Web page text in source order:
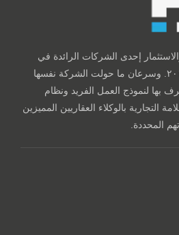
إحدى الشركات الرائدة في
صناعة العقارات منذ عام ٢٠١٤. وسرعان ما حولت الشركة نفسها
بها لنموذج العمل الفريد ونظام
التجارية بالوكلاء العقاريين المميزين
المحددة.